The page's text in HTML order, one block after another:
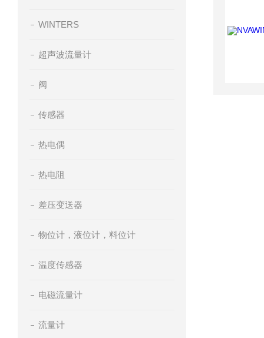
WINTERS
超声波流量计
阀
传感器
热电偶
热电阻
差压变送器
物位计，液位计，料位计
温度传感器
电磁流量计
流量计